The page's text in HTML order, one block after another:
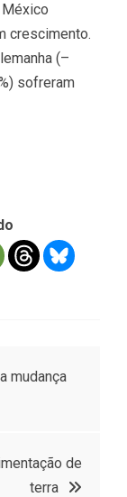
México
crescimento.
(–
sofreram
mudança
de
terra